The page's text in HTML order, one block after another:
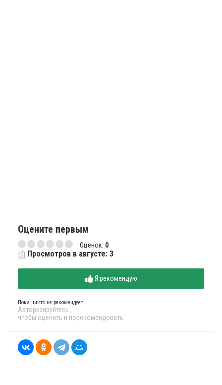
Оцените первым
Оценок: 0
Просмотров в августе: 3
Я рекомендую
Пока никто не рекомендует
Авторизируйтесь ,
чтобы оценить и порекомендовать